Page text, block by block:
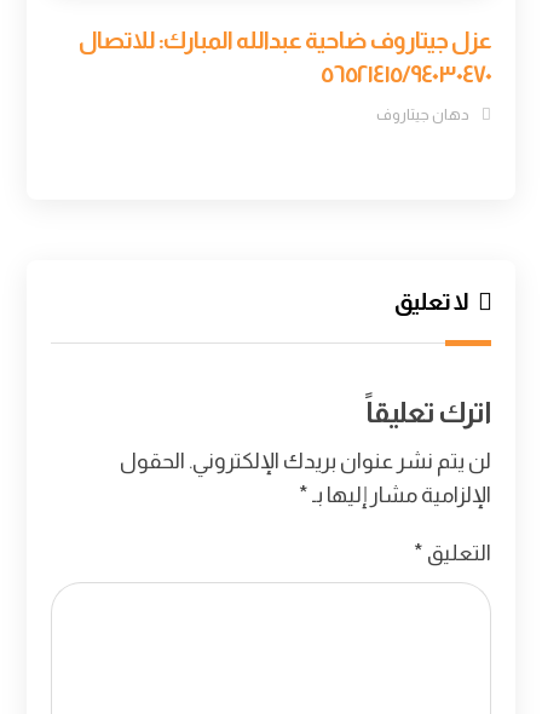
عزل جيتاروف ضاحية عبدالله المبارك: للاتصال
٥٦٥٢١٤١٥/٩٤٠٣٠٤٧٠
دهان جيتاروف
لا تعليق
اترك تعليقاً
لن يتم نشر عنوان بريدك الإلكتروني. الحقول
الإلزامية مشار إليها بـ *
التعليق *